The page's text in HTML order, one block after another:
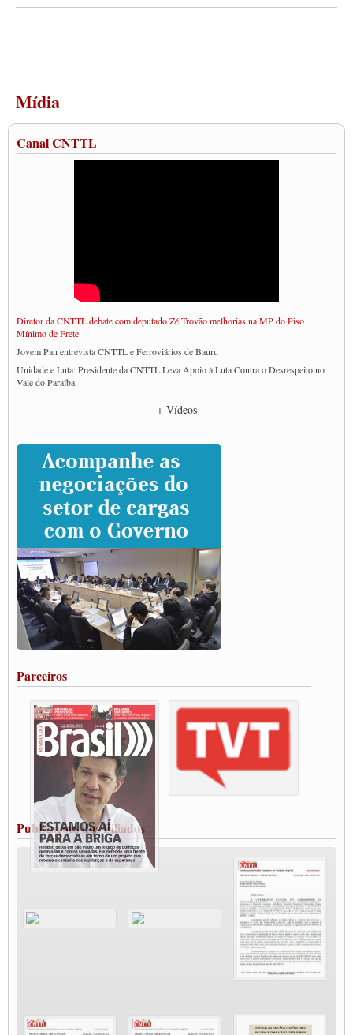
Mídia
Canal CNTTL
Diretor da CNTTL debate com deputado Zé Trovão melhorias na MP do Piso
Mínimo de Frete
Jovem Pan entrevista CNTTL e Ferroviários de Bauru
Unidade e Luta: Presidente da CNTTL Leva Apoio à Luta Contra o Desrespeito no
Vale do Paraíba
Caminhoneiros prometem paralisação e cobram diálogo com Lula
CNTTL e lideranças de caminhoneiros participam de debate sobre saúde nas
rodovias
Paulinho e Litti debatem política global para transporte rodoviário de cargas na
SUTCRA no Uruguai
Grande Conquista da Categoria transporte de Cargas e Caminhoneiros Autonomos
ENCONTRO INTERNACIONAL EM APOIO A CLASSE TRABALHADORA
DO BRASIL E A ELEIÇÃO 2022
Carta às Brasileiras e aos Brasileiros em Defesa do Estado Democrático de Direito
Paulinho, presidente da CNTTL, faz balanço do 3º Congresso da CNTTL
Caminhoneiros aprovam greve a partir do 1º de novembro
Rodoviários de Feira Santana fazem Assembleia para avaliar proposta de reajuste
salarial
Vacina Já: Lockdown de 24 horas dos trabalhadores em transportes está mantido,
Condutores de Guarulhos farão greve sanitária nesta terça-feira (20)
Paralisação dos Caminhoneiros na #BR285, entrocamento que liga o Mercosul ao
Rio Grande
Caminhoneiros bloqueiam duas faixas na Castello Branco e fazem protesto
Modal-Live #13 Aumento da Violência Contra Mulher e o Adoecimento da Classe
Trabalhadora em Tempos de Pandemia
MODAL-LIVE#12 POLÍTICAS PÚBLICAS DE TRANSPORTE PARA A
CLASSE TRABALHADORA E ELEIÇÕES NA PANDEMIA
MODAL-LIVE#11 POLÍTICAS PÚBLICAS DE TRANSPORTE
JUVENTUDE DO TRANSPORTE: POR QUE DEVEMOS NOS ORGANIZAR?
Fabio Primo testa positivo para Coronavírus, mas está bem de saúde
Modal-Live#9 Quais são os direitos dos trabalhador@s que contraem a Covid-19 na
Participe da Campanha Fora Bolsonaro
CNTTL e FECOOTAC apoiam Campanha de testes de COVID-19 para
MODAL-LIVE#8 - Lideranças sindicais da CNTTL, CGTB e dos caminhoneiros
O PAPEL DA ITF E FUTAC NAS LUTAS, EMPREGO, DIREITOS EM
ESCALA GLOBAL E DA DEFESA DA VIDA
+ Vídeos
Parceiros
Publicações dos Filiados